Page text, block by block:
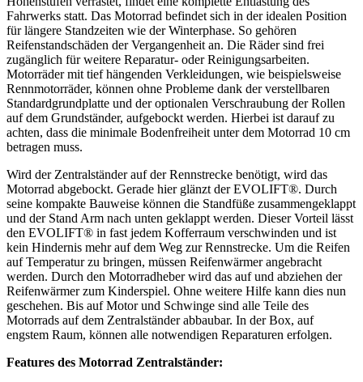
Fahrwerks statt. Das Motorrad befindet sich in der idealen Position
für längere Standzeiten wie der Winterphase. So gehören
Reifenstandschäden der Vergangenheit an. Die Räder sind frei
zugänglich für weitere Reparatur- oder Reinigungsarbeiten.
Motorräder mit tief hängenden Verkleidungen, wie beispielsweise
Rennmotorräder, können ohne Probleme dank der verstellbaren
Standardgrundplatte und der optionalen Verschraubung der Rollen
auf dem Grundständer, aufgebockt werden. Hierbei ist darauf zu
achten, dass die minimale Bodenfreiheit unter dem Motorrad 10 cm
betragen muss.
Wird der Zentralständer auf der Rennstrecke benötigt, wird das
Motorrad abgebockt. Gerade hier glänzt der EVOLIFT®. Durch
seine kompakte Bauweise können die Standfüße zusammengeklappt
und der Stand Arm nach unten geklappt werden. Dieser Vorteil lässt
den EVOLIFT® in fast jedem Kofferraum verschwinden und ist
kein Hindernis mehr auf dem Weg zur Rennstrecke. Um die Reifen
auf Temperatur zu bringen, müssen Reifenwärmer angebracht
werden. Durch den Motorradheber wird das auf und abziehen der
Reifenwärmer zum Kinderspiel. Ohne weitere Hilfe kann dies nun
geschehen. Bis auf Motor und Schwinge sind alle Teile des
Motorrads auf dem Zentralständer abbaubar. In der Box, auf
engstem Raum, können alle notwendigen Reparaturen erfolgen.
Features des Motorrad Zentralständer: